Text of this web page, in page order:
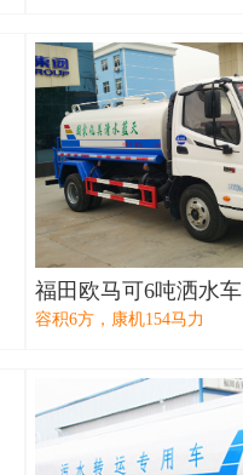
福田欧马可6吨洒水车
容积6方，康机154马力